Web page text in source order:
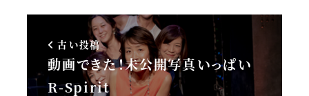
古い投稿
動画できた！未公開写真いっぱい
R-Spirit